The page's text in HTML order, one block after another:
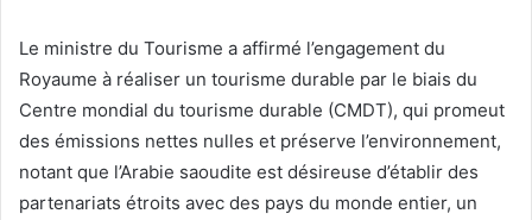
Le ministre du Tourisme a affirmé l’engagement du
Royaume à réaliser un tourisme durable par le biais du
Centre mondial du tourisme durable (CMDT), qui promeut
des émissions nettes nulles et préserve l’environnement,
notant que l’Arabie saoudite est désireuse d’établir des
partenariats étroits avec des pays du monde entier, un